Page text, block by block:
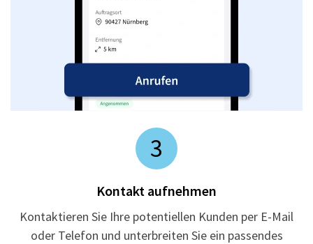
3
Kontakt aufnehmen
Kontaktieren Sie Ihre potentiellen Kunden per E-Mail
oder Telefon und unterbreiten Sie ein passendes